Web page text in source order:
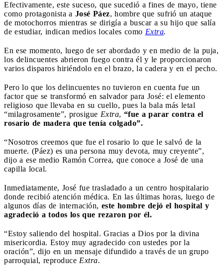
Efectivamente, este suceso, que sucedió a fines de mayo, tiene
como protagonista a José Páez, hombre que sufrió un ataque
de motochorros mientras se dirigía a buscar a su hijo que salía
de estudiar, indican medios locales como Extra.
En ese momento, luego de ser abordado y en medio de la puja,
los delincuentes abrieron fuego contra él y le proporcionaron
varios disparos hiriéndolo en el brazo, la cadera y en el pecho.
Pero lo que los delincuentes no tuvieron en cuenta fue un
factor que se transformó en salvador para José: el elemento
religioso que llevaba en su cuello, pues la bala más letal
“milagrosamente”, prosigue Extra, “fue a parar contra el
rosario de madera que tenía colgado”.
“Nosotros creemos que fue el rosario lo que le salvó de la
muerte. (Páez) es una persona muy devota, muy creyente”,
dijo a ese medio Ramón Correa, que conoce a José de una
capilla local.
Inmediatamente, José fue trasladado a un centro hospitalario
donde recibió atención médica. En las últimas horas, luego de
algunos días de internación, este hombre dejó el hospital y
agradeció a todos los que rezaron por él.
“Estoy saliendo del hospital. Gracias a Dios por la divina
misericordia. Estoy muy agradecido con ustedes por la
oración”, dijo en un mensaje difundido a través de un grupo
parroquial, reproduce Extra.